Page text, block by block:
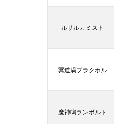
ルサルカミスト
冥道渦ブラクホル
魔神鳴ランボルト